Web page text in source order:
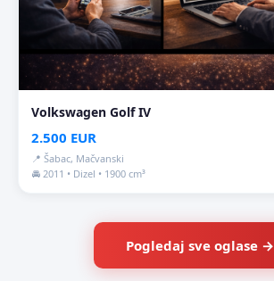
Volkswagen Golf IV
2.500 EUR
📍 Šabac, Mačvanski
🚘 2011 • Dizel • 1900 cm³
Pogledaj sve oglase →